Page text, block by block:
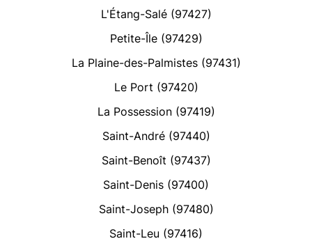
L'Étang-Salé (97427)
Petite-Île (97429)
La Plaine-des-Palmistes (97431)
Le Port (97420)
La Possession (97419)
Saint-André (97440)
Saint-Benoît (97437)
Saint-Denis (97400)
Saint-Joseph (97480)
Saint-Leu (97416)